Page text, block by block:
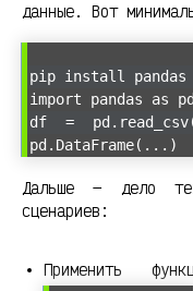
данные. Вот
pip install pandas
import pandas as pd
df =
pd.DataFrame(...)
Дальше — дело
сценариев:
Применить